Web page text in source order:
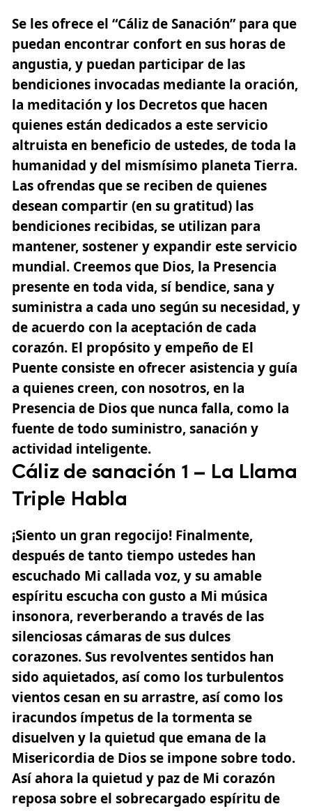
Se les ofrece el “Cáliz de Sanación” para que
puedan encontrar confort en sus horas de
angustia, y puedan participar de las
bendiciones invocadas mediante la oración,
la meditación y los Decretos que hacen
quienes están dedicados a este servicio
altruista en beneficio de ustedes, de toda la
humanidad y del mismísimo planeta Tierra.
Las ofrendas que se reciben de quienes
desean compartir (en su gratitud) las
bendiciones recibidas, se utilizan para
mantener, sostener y expandir este servicio
mundial. Creemos que Dios, la Presencia
presente en toda vida, sí bendice, sana y
suministra a cada uno según su necesidad, y
de acuerdo con la aceptación de cada
corazón. El propósito y empeño de El
Puente consiste en ofrecer asistencia y guía
a quienes creen, con nosotros, en la
Presencia de Dios que nunca falla, como la
fuente de todo suministro,sanación y
actividad inteligente.
Cáliz de sanación 1 – La Llama
Triple Habla
¡Siento un gran regocijo! Finalmente,
después de tanto tiempo ustedes han
escuchado Mi callada voz, y su amable
espíritu escucha con gusto a Mi música
insonora, reverberando a través de las
silenciosas cámaras de sus dulces
corazones. Sus revolventes sentidos han
sido aquietados, así como los turbulentos
vientos cesan en su arrastre, así como los
iracundos ímpetus de la tormenta se
disuelven y la quietud que emana de la
Misericordia de Dios se impone sobre todo.
Así ahora la quietud y paz de Mi corazón
reposa sobre el sobrecargado espíritu de